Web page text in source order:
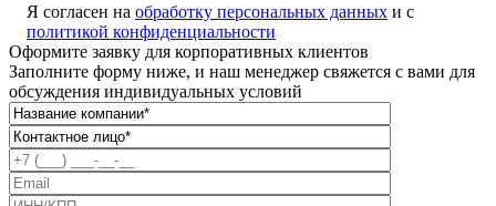
Я согласен на обработку персональных данных и с
политикой конфиденциальности
Оформите заявку для корпоративных клиентов
Заполните форму ниже, и наш менеджер свяжется с вами для
обсуждения индивидуальных условий